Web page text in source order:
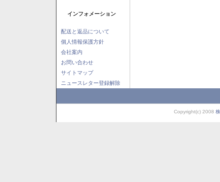
インフォメーション
配送と返品について
個人情報保護方針
会社案内
お問い合わせ
サイトマップ
ニュースレター登録解除
Copyright(c) 2008